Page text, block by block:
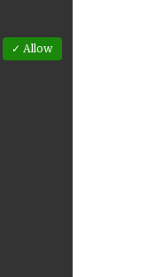
✓ Allow